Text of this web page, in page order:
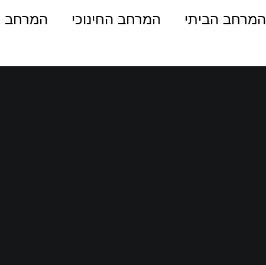
המרחב הביתי המרחב החינוכי
המרחב